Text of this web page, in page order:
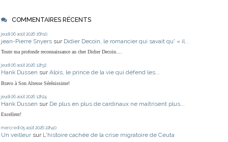
COMMENTAIRES RÉCENTS
jeudi 06 août 2026 16h10
jean-Pierre Snyers sur Didier Decoin, le romancier qui savait qu' « il...
Toute ma profonde reconnaissance au cher Didier Decoin....
jeudi 06 août 2026 12h32
Hank Dussen sur Alois, le prince de la vie qui défend les...
Bravo à Son Altesse Sérénissime!
jeudi 06 août 2026 12h24
Hank Dussen sur De plus en plus de cardinaux ne maîtrisent plus...
Excellent!
mercredi 05 août 2026 22h40
Un veilleur sur L'histoire cachée de la crise migratoire de Ceuta